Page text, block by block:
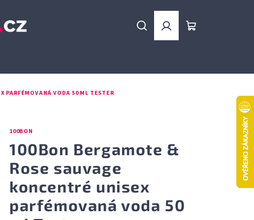
HledatPřihlášení
PARFÉMOVANÁ VODA 50 ML TESTER
100BON
100Bon Bergamote &
Rose sauvage
koncentré unisex
parfémovaná voda 50